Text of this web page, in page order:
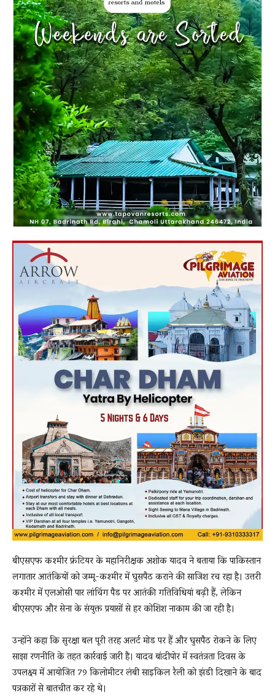
बीएसएफ कश्मीर फ्रंटियर के महानिरीक्षक अशोक यादव ने बताया कि पाकिस्तान
लगातार आतंकियों को जम्मू-कश्मीर में घुसपैठ कराने की साजिश रच रहा है। उत्तरी
कश्मीर में एलओसी पार लांचिंग पैड पर आतंकी गतिविधियां बढ़ी हैं, लेकिन
बीएसएफ और सेना के संयुक्त प्रयासों से हर कोशिश नाकाम की जा रही है।
उन्होंने कहा कि सुरक्षा बल पूरी तरह अलर्ट मोड पर हैं और घुसपैठ रोकने के लिए
साझा रणनीति के तहत कार्रवाई जारी है। यादव बांदीपोर में स्वतंत्रता दिवस के
उपलक्ष्य में आयोजित 79 किलोमीटर लंबी साइकिल रैली को झंडी दिखाने के बाद
पत्रकारों से बातचीत कर रहे थे।